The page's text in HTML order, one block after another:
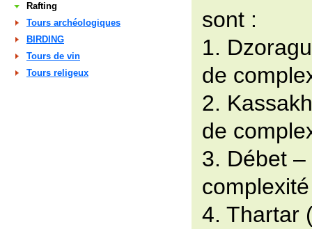
Rafting
Tours archéologiques
BIRDING
Tours de vin
Tours religeux
sont :
1.
de
2.
de
3. Débet
complexité
4. Thartar